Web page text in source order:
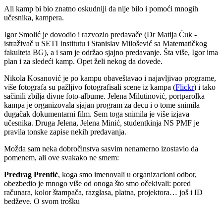
Ali kamp bi bio znatno oskudniji da nije bilo i pomoći mnogih
učesnika, kampera.
Igor Smolić je dovodio i razvozio predavače (Dr Matija Ćuk -
istraživač u SETI Institutu i Stanislav Milošević sa Matematičkog
fakulteta BG), a i sam je održao sjajno predavanje. Šta više, Igor ima
plan i za sledeći kamp. Opet želi nekog da dovede.
Nikola Kosanović je po kampu obaveštavao i najavljivao programe,
više fotografa su pažljivo fotografisali scene iz kampa (Flickr) i tako
sačinili zbilja divne foto-albume. Jelena Milutinović, portparolka
kampa je organizovala sjajan program za decu i o tome snimila
dugačak dokumentarni film. Sem toga snimila je više izjava
učesnika. Druga Jelena, Jelena Minić, studentkinja NS PMF je
pravila tonske zapise nekih predavanja.
Možda sam neka dobročinstva sasvim nenamerno izostavio da
pomenem, ali ove svakako ne smem:
Predrag Prentić, koga smo imenovali u organizacioni odbor,
obezbedio je mnogo više od onoga što smo očekivali: pored
računara, kolor štampača, razglasa, platna, projektora… još i ID
bedževe. O svom trošku